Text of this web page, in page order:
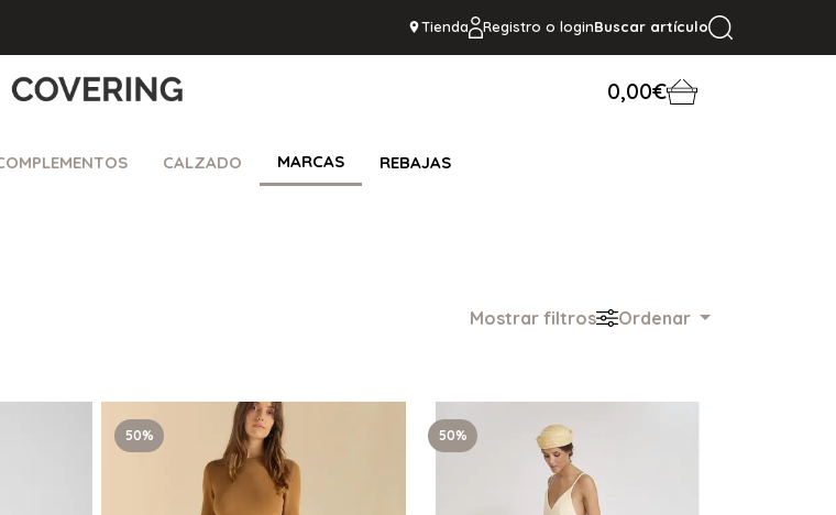
Tienda Registro o loginBuscar artículo
0,00€
CALZADO MARCAS REBAJAS
Mostrar filtros Ordenar
50% 50%